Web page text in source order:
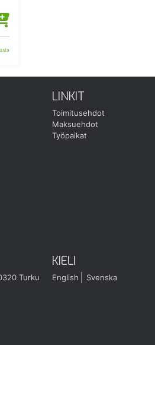
LINKIT
Toimitusehdot
Maksuehdot
Työpaikat
Turku
KIELI
English Svenska